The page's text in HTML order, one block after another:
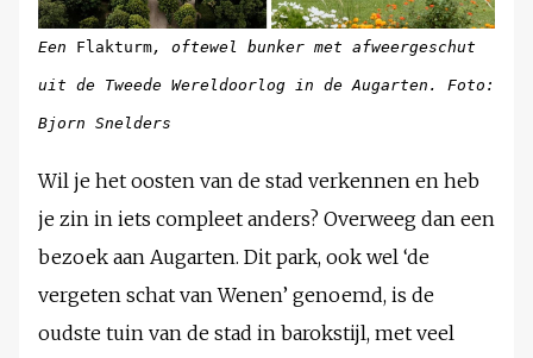
Een Flakturm, oftewel bunker met afweergeschut
uit de Tweede Wereldoorlog in de Augarten. Foto:
Bjorn Snelders
Wil je het oosten van de stad verkennen en heb
je zin in iets compleet anders? Overweeg dan een
bezoek aan Augarten. Dit park, ook wel ‘de
vergeten schat van Wenen’ genoemd, is de
oudste tuin van de stad in barokstijl, met veel